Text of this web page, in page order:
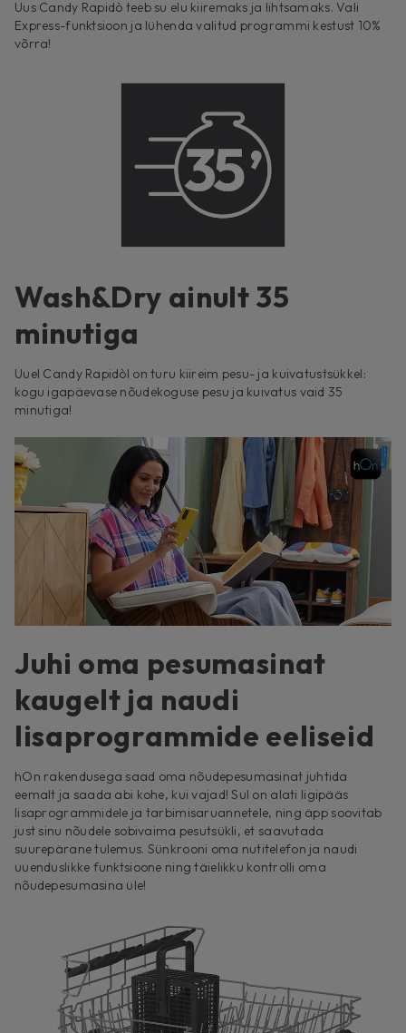
Uus Candy Rapidò teeb su elu kiiremaks ja lihtsamaks. Vali
Express-funktsioon ja lühenda valitud programmi kestust 10%
võrra!
Wash&Dry ainult 35
minutiga
Uuel Candy Rapidòl on turu kiireim pesu- ja kuivatustsükkel:
kogu igapäevase nõudekoguse pesu ja kuivatus vaid 35
minutiga!
Juhi oma pesumasinat
kaugelt ja naudi
lisaprogrammide eeliseid
hOn rakendusega saad oma nõudepesumasinat juhtida
eemalt ja saada abi kohe, kui vajad! Sul on alati ligipääs
lisaprogrammidele ja tarbimisaruannetele, ning äpp soovitab
just sinu nõudele sobivaima pesutsükli, et saavutada
suurepärane tulemus. Sünkrooni oma nutitelefon ja naudi
uuenduslikke funktsioone ning täielikku kontrolli oma
nõudepesumasina üle!